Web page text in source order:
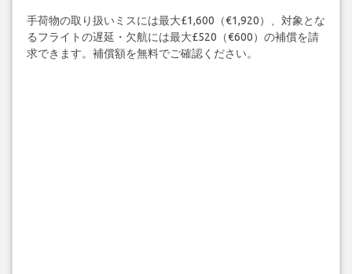
手荷物の取り扱いミスには最大£1,600（€1,920）、対象とな
るフライトの遅延・欠航には最大£520（€600）の補償を請
求できます。補償額を無料でご確認ください。